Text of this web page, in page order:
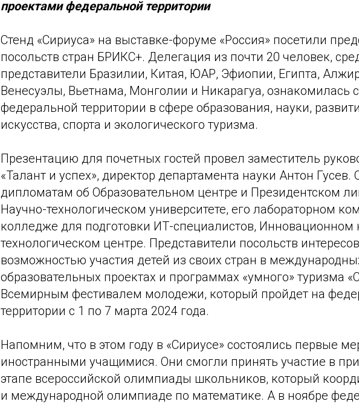
проектами федеральной территории
Стенд «Сириуса» на выставке-форуме «Россия» посетили
посольств стран БРИКС+. Делегация из почти 20 человек,
представители Бразилии, Китая, ЮАР, Эфиопии, Египта,
Венесуэлы, Вьетнама, Монголии и Никарагуа, ознакомилась
федеральной территории в сфере образования, науки,
искусства, спорта и экологического туризма.
Презентацию для почетных гостей провел заместитель
«Талант и успех», директор департамента науки Антон Гусев.
дипломатам об Образовательном центре и Президентском
Научно-технологическом университете, его лабораторном
колледже для подготовки ИТ-специалистов, Инновационном
технологическом центре. Представители посольств
возможностью участия детей из своих стран в
образовательных проектах и программах «умного» туризма
Всемирным фестивалем молодежи, который пройдет на
территории с 1 по 7 марта 2024 года.
Напомним, что в этом году в «Сириусе» состоялись первые
иностранными учащимися. Они смогли принять участие в
этапе всероссийской олимпиады школьников, который
и международной олимпиаде по математике. А в ноябре